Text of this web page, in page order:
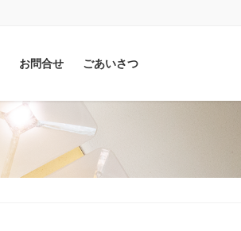
お問合せ ごあいさつ